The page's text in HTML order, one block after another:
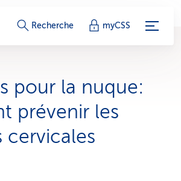
L
n
s
d
Recherche myCSS
pour la nu­que:
prévenir les
cervicales